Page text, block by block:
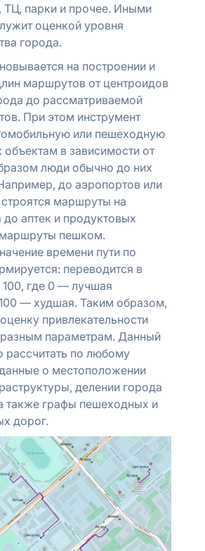
ТЦ, парки и прочее. Иными
оценкой уровня
города.
на построении и
маршрутов от центроидов
до рассматриваемой
При этом инструмент
или пешеходную
объектам в зависимости от
люди обычно до них
до аэропортов или
маршруты на
до аптек и продуктовых
пешком.
времени пути по
переводится в
где 0 — лучшая
— худшая. Таким образом,
привлекательности
разным параметрам. Данный
рассчитать по любому
о местоположении
делении города
также графы пешеходных и
дорог.